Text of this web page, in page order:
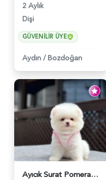
2 Aylık
Dişi
GÜVENILIR ÜYE
Aydın / Bozdoğan
Ayıcık Surat Pomeranian Boo | Ruhsatlı ve Sağlık Garantili - 5545